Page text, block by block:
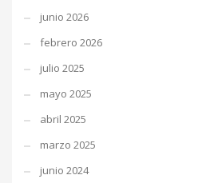
junio 2026
febrero 2026
julio 2025
mayo 2025
abril 2025
marzo 2025
junio 2024